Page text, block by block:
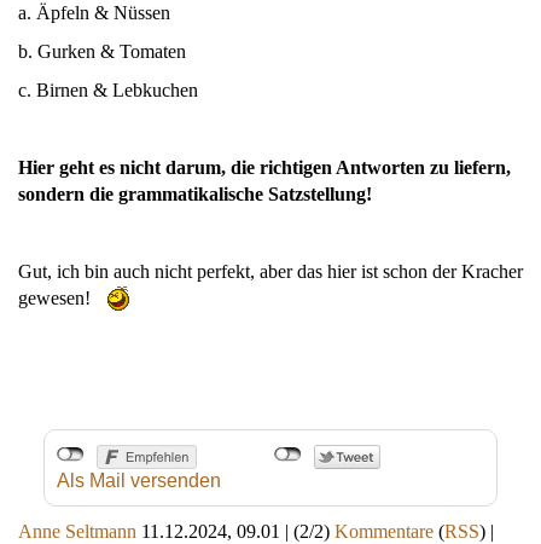
a. Äpfeln & Nüssen
b. Gurken & Tomaten
c. Birnen & Lebkuchen
Hier geht es nicht darum, die richtigen Antworten zu liefern,
sondern die grammatikalische Satzstellung!
Gut, ich bin auch nicht perfekt, aber das hier ist schon der Kracher
gewesen!
Als Mail versenden
Anne Seltmann 11.12.2024, 09.01 | (2/2) Kommentare (RSS) |